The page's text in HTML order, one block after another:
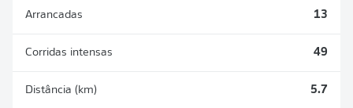
Arrancadas 13
Corridas intensas 49
Distância (km) 5.7